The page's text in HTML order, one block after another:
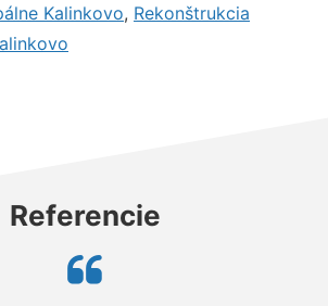
Kalinkovo, Rekonštrukcia
Referencie